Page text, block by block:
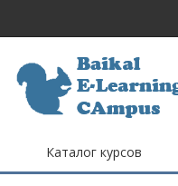
Каталог курсов